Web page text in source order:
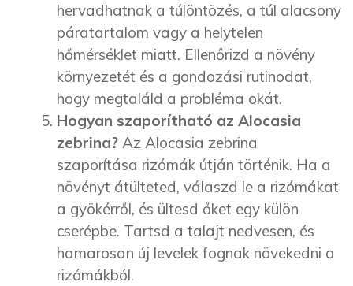
hervadhatnak a túlöntözés, a túl alacsony
páratartalom vagy a helytelen
hőmérséklet miatt. Ellenőrizd a növény
környezetét és a gondozási rutinodat,
hogy megtaláld a probléma okát.
Hogyan szaporítható az Alocasia
zebrina? Az Alocasia zebrina
szaporítása rizómák útján történik. Ha a
növényt átülteted, válaszd le a rizómákat
a gyökérről, és ültesd őket egy külön
cserépbe. Tartsd a talajt nedvesen, és
hamarosan új levelek fognak növekedni a
rizómákból.